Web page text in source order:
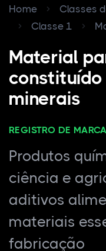
Home
Classes
Classe 1
Material
minerais
REGISTRO DE
Produtos
ciência e
aditivos
materiais
fabricação